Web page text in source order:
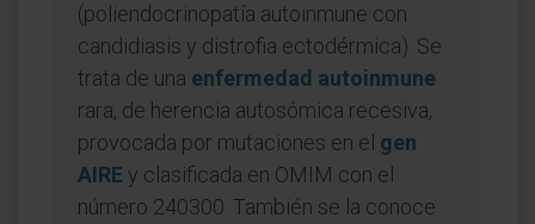
(poliendocrinopatía autoinmune con
candidiasis y distrofia ectodérmica). Se
trata de una enfermedad autoinmune
rara, de herencia autosómica recesiva,
provocada por mutaciones en el gen
AIRE y clasificada en OMIM con el
número 240300. También se la conoce